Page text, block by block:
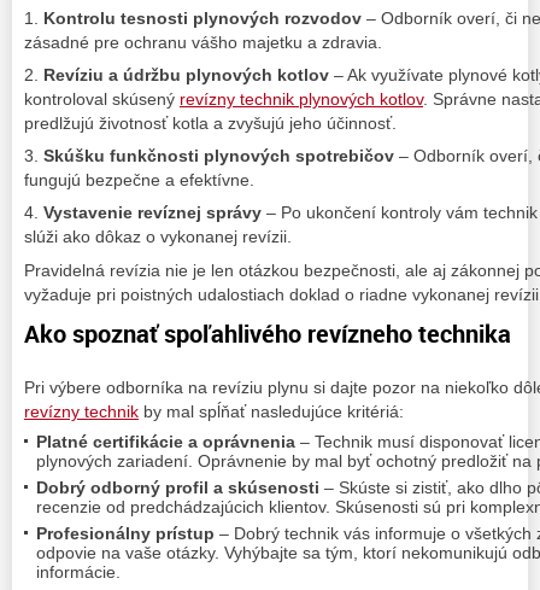
1. Kontrolu tesnosti plynových rozvodov – Odborník overí, či
zásadné pre ochranu vášho majetku a zdravia.
2. Revíziu a údržbu plynových kotlov – Ak využívate plynové
kontroloval skúsený revízny technik plynových kotlov. Správne
predlžujú životnosť kotla a zvyšujú jeho účinnosť.
3. Skúšku funkčnosti plynových spotrebičov – Odborník overí,
fungujú bezpečne a efektívne.
4. Vystavenie revíznej správy – Po ukončení kontroly vám
slúži ako dôkaz o vykonanej revízii.
Pravidelná revízia nie je len otázkou bezpečnosti, ale aj zákonnej
vyžaduje pri poistných udalostiach doklad o riadne vykonanej
Ako spoznať spoľahlivého revízneho technika
Pri výbere odborníka na revíziu plynu si dajte pozor na niekoľko
revízny technik by mal spĺňať nasledujúce kritériá:
Platné certifikácie a oprávnenia – Technik musí disponovať
plynových zariadení. Oprávnenie by mal byť ochotný predložiť na
Dobrý odborný profil a skúsenosti – Skúste si zistiť, ako dlho
recenzie od predchádzajúcich klientov. Skúsenosti sú pri
Profesionálny prístup – Dobrý technik vás informuje o
odpovie na vaše otázky. Vyhýbajte sa tým, ktorí nekomunikujú
informácie.